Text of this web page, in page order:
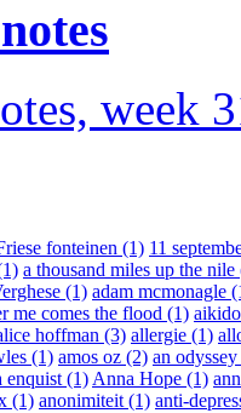
week
fonteinen (1) 11
a thousand miles up the nile
(1) adam mcmonagle
me comes the flood (1)
hoffman (3) allergie (1)
(1) amos oz (2) an
enquist (1) Anna Hope (1)
(1) anonimiteit (1) anti-